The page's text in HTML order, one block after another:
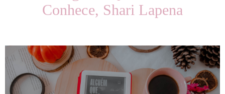
Conhece, Shari Lapena